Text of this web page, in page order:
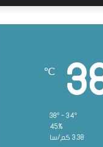
℃
38º - 34º
45%
3.38 كم/سا